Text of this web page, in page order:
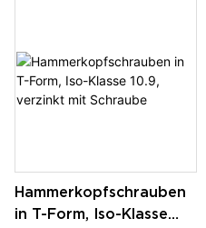
Hammerkopfschrauben
in T-Form, Iso-Klasse